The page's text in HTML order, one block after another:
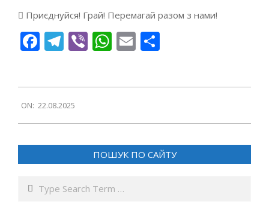
 Приєднуйся! Грай! Перемагай разом з нами!
Facebook
Telegram
ViberWhatsApp
Email
08-
22
ON: 22.08.2025
ПОШУК ПО САЙТУ
Search